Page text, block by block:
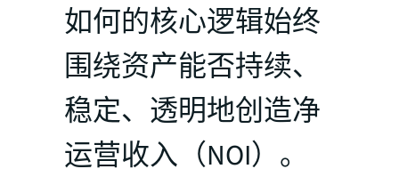
如何的核心逻辑始终
围绕资产能否持续、
稳定、透明地创造净
运营收入（NOI）。